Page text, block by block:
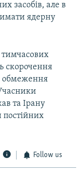
засобів, але в
ядерну
тимчасових
скорочення
обмеження
та Ірану
постійних
Follow us